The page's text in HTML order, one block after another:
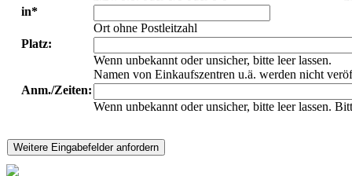
in*
Ort ohne Postleitzahl
Platz:
Wenn unbekannt oder unsicher, bitte leer lassen.
Namen von Einkaufszentren u.ä. werden nicht
Anm./Zeiten:
Wenn unbekannt oder unsicher, bitte leer lassen.